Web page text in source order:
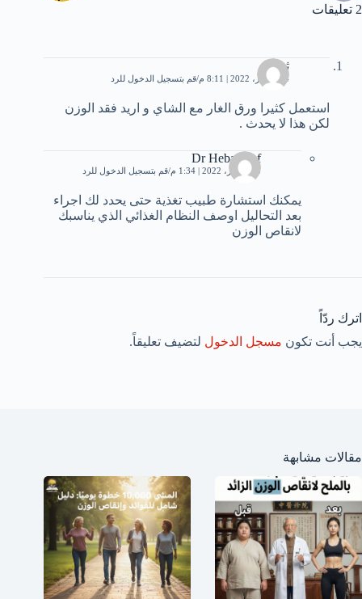
2 تعليقات
ثريا
4 ديسمبر، 2022 | 8:11 م قم بتسجيل الدخول للرد
استعمل كثيرا ورق الغار مع الشاي و اريد فقد الوزن
لكن هذا لا يحدث .
Dr Heba Atef
5 ديسمبر، 2022 | 1:34 م قم بتسجيل الدخول للرد
يمكنك استشارة طبيب تغذية حتى يحدد لك اجراء
بعد التحاليل اوصف النظام الغذائي الذي يناسبك
لانقاص الوزن
اترك ردّاً
يجب أنت تكون مسجل الدخول لتضيف تعليقاً.
مقالات مشابهة